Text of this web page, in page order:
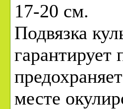
17-20 см.
Подвязка
месте